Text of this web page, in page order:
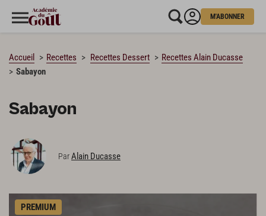
M'ABONNER
Accueil Recettes Recettes Dessert
Recettes Alain Ducasse
Sabayon
Sabayon
ParAlain Ducasse
PREMIUM
CHARGEMENT…